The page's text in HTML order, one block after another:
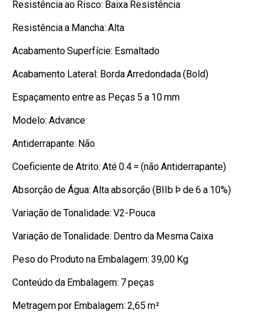
Resistência ao Risco: Baixa Resistência
Resistência a Mancha: Alta
Acabamento Superfície: Esmaltado
Acabamento Lateral: Borda Arredondada (Bold)
Espaçamento entre as Peças 5 a 10 mm
Modelo: Advance
Antiderrapante: Não
Coeficiente de Atrito: Até 0.4 = (não Antiderrapante)
Absorção de Água: Alta absorção (BIIb Þ de 6 a 10%)
Variação de Tonalidade: V2-Pouca
Variação de Tonalidade: Dentro da Mesma Caixa
Peso do Produto na Embalagem: 39,00 Kg
Conteúdo da Embalagem: 7 peças
Metragem por Embalagem: 2,65 m²